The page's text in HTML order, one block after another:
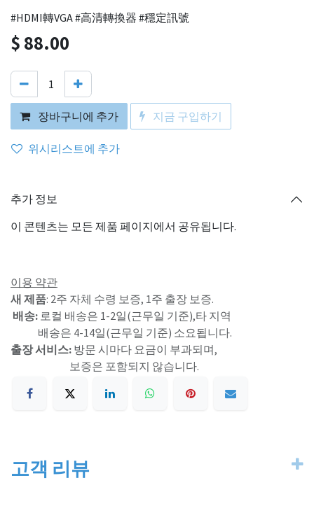
#HDMI轉VGA #高清轉換器 #穩定訊號
$88.00
장바구니에 추가 지금 구입하기
위시리스트에 추가
추가 정보
이 콘텐츠는 모든 제품 페이지에서 공유됩니다.
이용 약관
새 제품: 2주 자체 수령 보증, 1주 출장 보증.
배송: 로컬 배송은 1-2일(근무일 기준),타 지역
배송은 4-14일(근무일 기준) 소요됩니다.
출장 서비스: 방문 시마다 요금이 부과되며,
보증은 포함되지 않습니다.
고객 리뷰